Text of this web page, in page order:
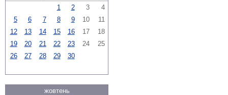
1
2 3
4
5
6 7 8 9 10
11
12
13 14 15 16 17
18
19
20 21 22 23 24
25
26
27 28 29 30
жовтень